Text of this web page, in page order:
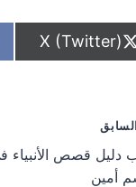
S
h
o
n
X (Twitter)
السابق
دليل قصص الأنبياء
أمين